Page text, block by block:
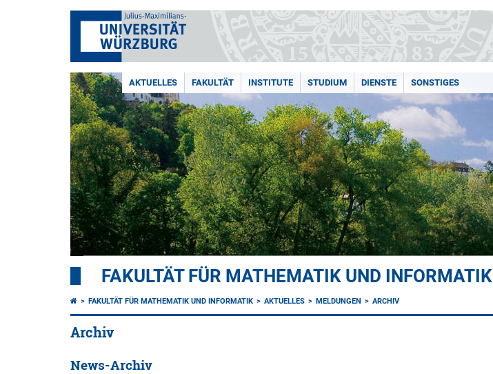
AKTUELLES FAKULTÄT INSTITUTE STUDIUM DIENSTE SONSTIGES
FAKULTÄT FÜR MATHEMATIK UND INFORMATIK
FAKULTÄT FÜR MATHEMATIK UND INFORMATIK AKTUELLES MELDUNGEN ARCHIV
Archiv
News-Archiv